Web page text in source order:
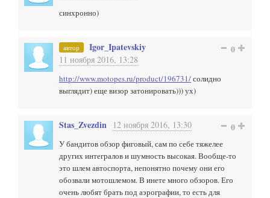
синхронно)
автор Igor_Ipatevskiy
11 ноября 2016, 13:28
0
http://www.motopes.ru/product/196731/солидно
выглядит) еще визор затонировать))) ух)
Stas_Zvezdin 12 ноября 2016, 13:30 0
У бандитов обзор фиговый, сам по себе тяжелее
других интегралов и шумность высокая. Вообще-то
это шлем автоспорта, непонятно почему они его
обозвали мотошлемом. В инете много обзоров. Его
очень любят брать под аэрографии, то есть для